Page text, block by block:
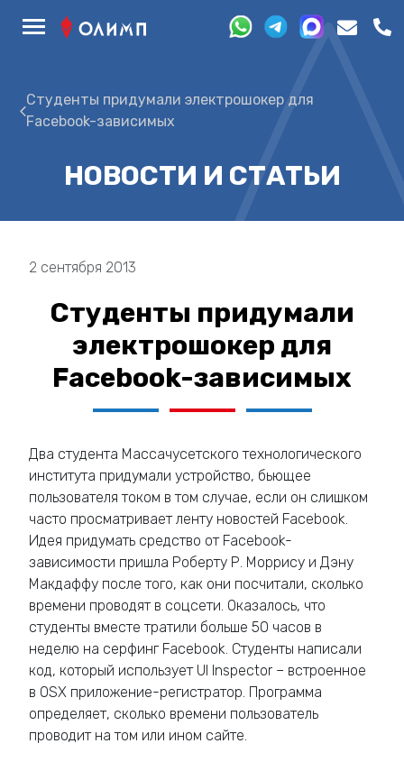
Студенты придумали электрошокер для
Facebook-зависимых
НОВОСТИ И СТАТЬИ
2 сентября 2013
Студенты придумали
электрошокер для
Facebook-зависимых
Два студента Массачусетского технологического
института придумали устройство, бьющее
пользователя током в том случае, если он слишком
часто просматривает ленту новостей Facebook.
Идея придумать средство от Facebook-
зависимости пришла Роберту Р. Моррису и Дэну
Макдаффу после того, как они посчитали, сколько
времени проводят в соцсети. Оказалось, что
студенты вместе тратили больше 50 часов в
неделю на серфинг Facebook. Студенты написали
код, который использует UI Inspector – встроенное
в OSX приложение-регистратор. Программа
определяет, сколько времени пользователь
проводит на том или ином сайте.